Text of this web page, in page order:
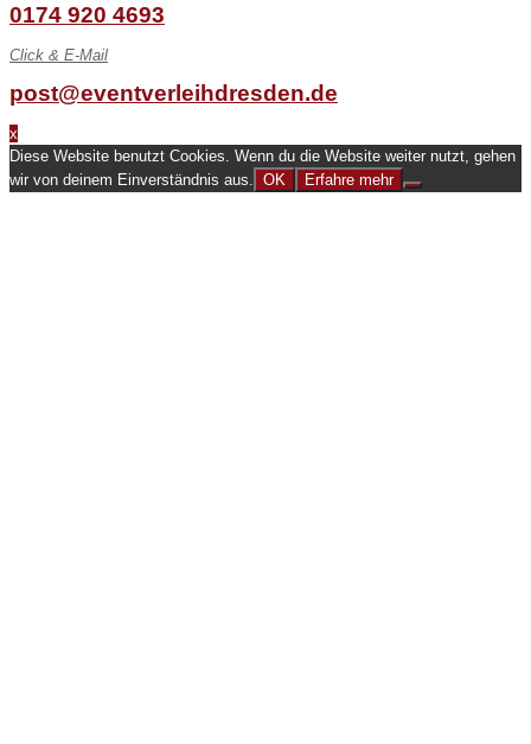
0174 920 4693
Click & E-Mail
post@eventverleihdresden.de
x
Diese Website benutzt Cookies. Wenn du die Website weiter nutzt, gehen
wir von deinem Einverständnis aus.
OK Erfahre mehr